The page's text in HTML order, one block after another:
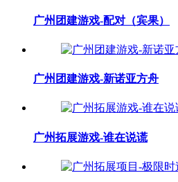
广州团建游戏-配对（宾果）
广州团建游戏-新诺亚方舟
广州拓展游戏-谁在说谎